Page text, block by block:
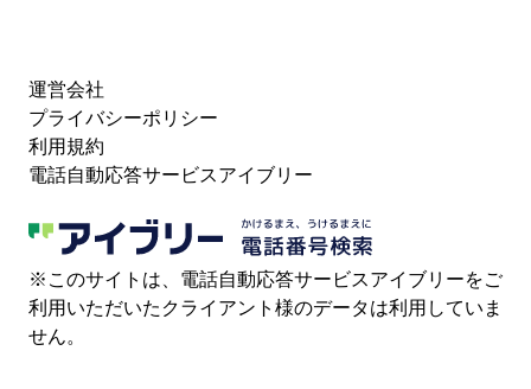
運営会社
プライバシーポリシー
利用規約
電話自動応答サービスアイブリー
※このサイトは、電話自動応答サービスアイブリーをご
利用いただいたクライアント様のデータは利用していま
せん。